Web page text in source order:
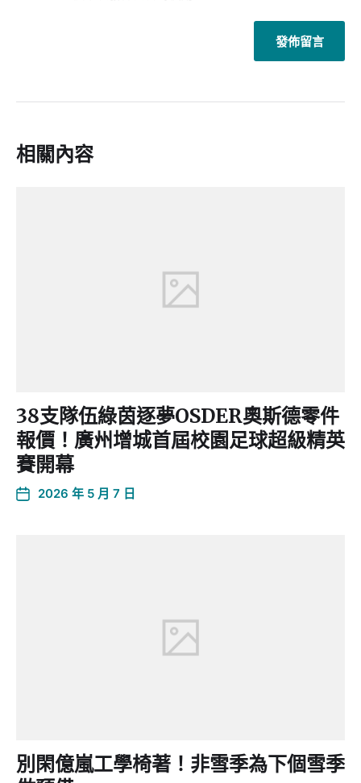
相關內容
38支隊伍綠茵逐夢OSDER奧斯德零件
報價！廣州增城首屆校園足球超級精英
賽開幕
2026 年 5 月 7 日
別閑億嵐工學椅著！非雪季為下個雪季